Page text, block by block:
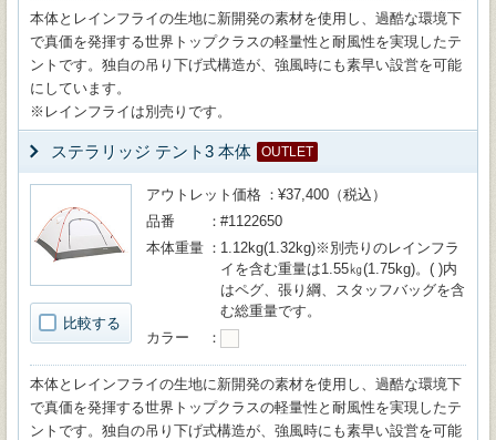
本体とレインフライの生地に新開発の素材を使用し、過酷な環境下
で真価を発揮する世界トップクラスの軽量性と耐風性を実現したテ
ントです。独自の吊り下げ式構造が、強風時にも素早い設営を可能
にしています。
※レインフライは別売りです。
ステラリッジ テント3 本体 OUTLET
比較する
アウトレット価格
¥37,400（税込）
品番
#1122650
本体重量
1.12kg(1.32kg)※別売りのレインフラ
イを含む重量は1.55㎏(1.75kg)。( )内
はペグ、張り綱、スタッフバッグを含
む総重量です。
カラー
本体とレインフライの生地に新開発の素材を使用し、過酷な環境下
で真価を発揮する世界トップクラスの軽量性と耐風性を実現したテ
ントです。独自の吊り下げ式構造が、強風時にも素早い設営を可能